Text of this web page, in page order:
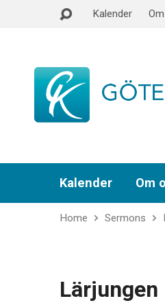
Kalender
Kalender Om
Home Sermons
Lärjungen